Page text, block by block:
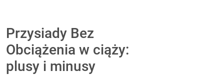
Przysiady Bez
Obciążenia w ciąży:
plusy i minusy